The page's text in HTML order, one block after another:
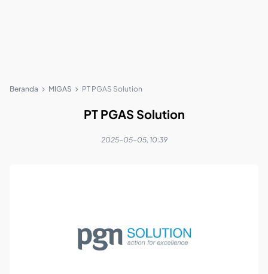
Beranda MIGAS PT PGAS Solution
PT PGAS Solution
2025-05-05, 10:39